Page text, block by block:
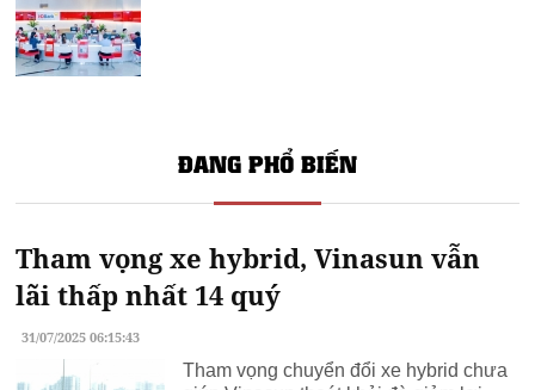
ĐANG PHỔ BIẾN
Tham vọng xe hybrid, Vinasun vẫn
lãi thấp nhất 14 quý
31/07/2025 06:15:43
Tham vọng chuyển đổi xe hybrid chưa